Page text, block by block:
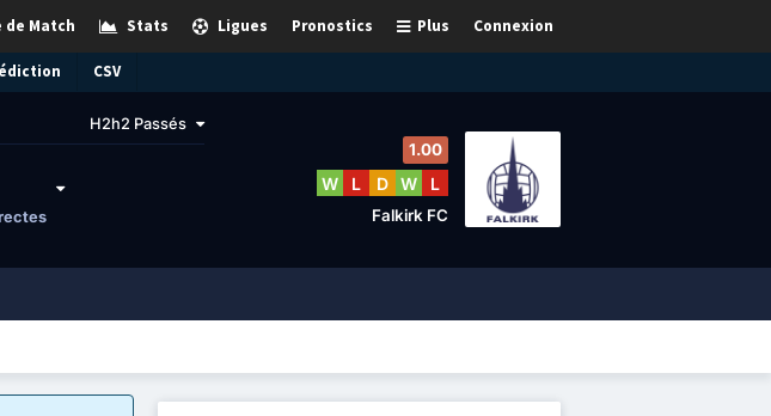
Connexion
Plus
Pronostics
Ligues
Stats
de Match
CSV
H2h2 Passés
1.00
W L D W L
Falkirk FC